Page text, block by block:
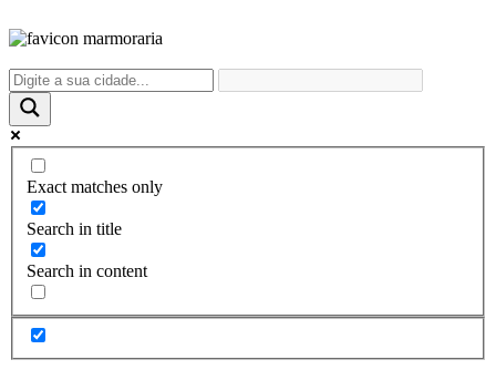
Exact matches only
Search in title
Search in content